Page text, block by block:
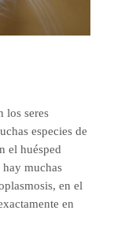
los seres
especies de
el huésped
muchas
en el
en